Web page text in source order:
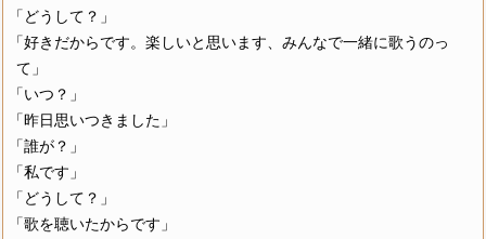
「どうして？」
「好きだからです。楽しいと思います、みんなで一緒に歌うのっ
て」
「いつ？」
「昨日思いつきました」
「誰が？」
「私です」
「どうして？」
「歌を聴いたからです」